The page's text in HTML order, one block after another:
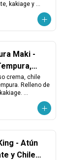
kakiage y
Maki -
crema, chile
Relleno de
- Atún
y Chile